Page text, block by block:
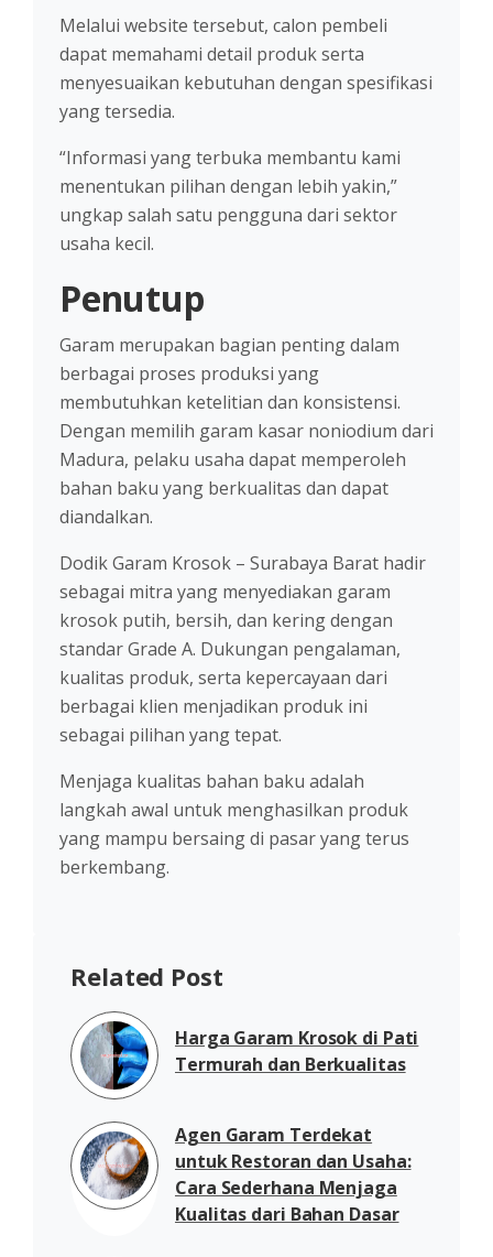
Melalui website tersebut, calon pembeli
dapat memahami detail produk serta
menyesuaikan kebutuhan dengan spesifikasi
yang tersedia.
“Informasi yang terbuka membantu kami
menentukan pilihan dengan lebih yakin,”
ungkap salah satu pengguna dari sektor
usaha kecil.
Penutup
Garam merupakan bagian penting dalam
berbagai proses produksi yang
membutuhkan ketelitian dan konsistensi.
Dengan memilih garam kasar noniodium dari
Madura, pelaku usaha dapat memperoleh
bahan baku yang berkualitas dan dapat
diandalkan.
Dodik Garam Krosok – Surabaya Barat hadir
sebagai mitra yang menyediakan garam
krosok putih, bersih, dan kering dengan
standar Grade A. Dukungan pengalaman,
kualitas produk, serta kepercayaan dari
berbagai klien menjadikan produk ini
sebagai pilihan yang tepat.
Menjaga kualitas bahan baku adalah
langkah awal untuk menghasilkan produk
yang mampu bersaing di pasar yang terus
berkembang.
Related Post
Harga Garam Krosok di Pati
Termurah dan Berkualitas
Agen Garam Terdekat
untuk Restoran dan Usaha:
Cara Sederhana Menjaga
Kualitas dari Bahan Dasar